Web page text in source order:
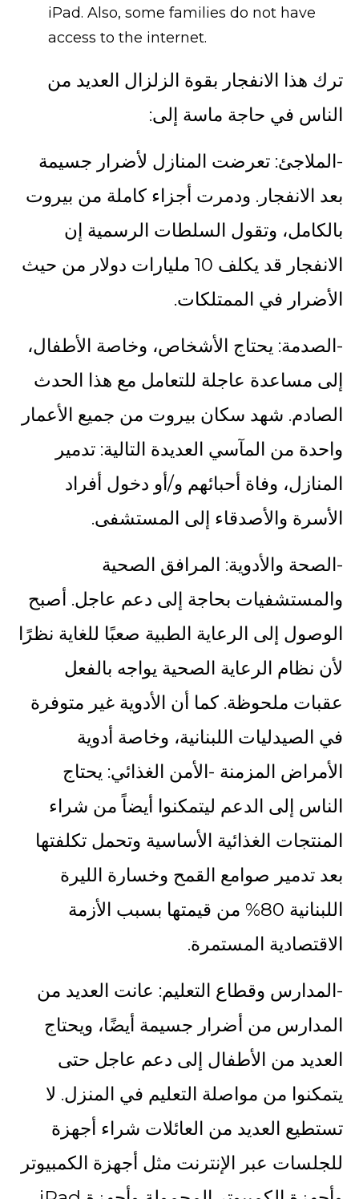
iPad. Also, some families do not have
access to the internet.
ترك هذا الانفجار بقوة الزلزال العديد من
الناس في حاجة ماسة إلى:
-الملاجئ: تعرضت المنازل لأضرار جسيمة
بعد الانفجار. ودمرت أجزاء كاملة من بيروت
بالكامل، وتقول السلطات الرسمية إن
الانفجار قد يكلف 10 مليارات دولار من حيث
الأضرار في الممتلكات.
-الصدمة: يحتاج الأشخاص، وخاصة الأطفال،
إلى مساعدة عاجلة للتعامل مع هذا الحدث
الصادم. شهد سكان بيروت من جميع الأعمار
واحدة من المآسي العديدة التالية: تدمير
المنازل، وفاة أحبائهم و/أو دخول أفراد
الأسرة والأصدقاء إلى المستشفى.
-الصحة والأدوية: المرافق الصحية
والمستشفيات بحاجة إلى دعم عاجل. أصبح
الوصول إلى الرعاية الطبية صعبًا للغاية نظرًا
لأن نظام الرعاية الصحية يواجه بالفعل
عقبات ملحوظة. كما أن الأدوية غير متوفرة
في الصيدليات اللبنانية، وخاصة أدوية
الأمراض المزمنة -الأمن الغذائي: يحتاج
الناس إلى الدعم ليتمكنوا أيضاً من شراء
المنتجات الغذائية الأساسية وتحمل تكلفتها
بعد تدمير صوامع القمح وخسارة الليرة
اللبنانية 80% من قيمتها بسبب الأزمة
الاقتصادية المستمرة.
-المدارس وقطاع التعليم: عانت العديد من
المدارس من أضرار جسيمة أيضًا، ويحتاج
العديد من الأطفال إلى دعم عاجل حتى
يتمكنوا من مواصلة التعليم في المنزل. لا
تستطيع العديد من العائلات شراء أجهزة
للجلسات عبر الإنترنت مثل أجهزة الكمبيوتر